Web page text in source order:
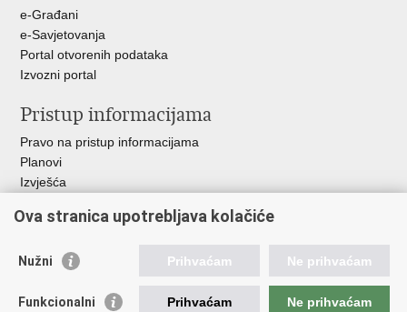
e-Građani
e-Savjetovanja
Portal otvorenih podataka
Izvozni portal
Pristup informacijama
Pravo na pristup informacijama
Planovi
Izvješća
Vlada RH
Ova stranica upotrebljava kolačiće
Nužni Prihvaćam Ne prihvaćam
Funkcionalni Prihvaćam Ne prihvaćam